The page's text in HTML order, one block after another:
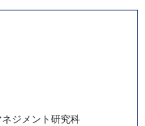
ジメント研究科